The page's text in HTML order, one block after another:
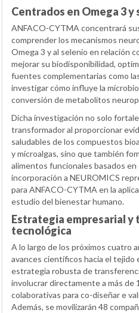
Centrados en Omega 3 y
ANFACO-CYTMA concentrará
comprender los mecanismos
Omega 3 y al selenio en relación
mejorar su biodisponibilidad,
fuentes complementarias como
investigar cómo influye la
conversión de metabolitos
Dicha investigación no solo
transformador al proporcionar
saludables de los compuestos
y microalgas, sino que también
alimentos funcionales basados
incorporación a NEUROMICS
para ANFACO-CYTMA en la
estudio del bienestar humano.
Estrategia empresarial
tecnológica
A lo largo de los próximos cuatro
avances científicos hacia el tejido
estrategia robusta de
involucrar directamente a más de
colaborativas para co-diseñar e
Además, se movilizarán 48